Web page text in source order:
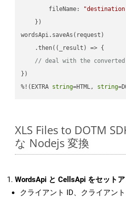
fileName:
    })
wordsApi.saveAs(request)
    .then(
( _result ) => {
// deal with the
})
%!(EXTRA string=HTML, string
XLS Files to DOTM
な Nodejs 変換
WordsApi と CellsApi をセット
クライアント ID、クライアン